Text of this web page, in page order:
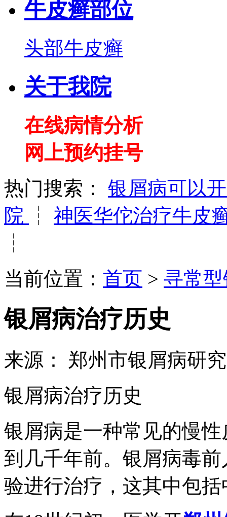
牛皮癣部位
头部牛皮癣
关于我院
在线病情分析
网上预约挂号
热门搜索：
银屑病可以
院
┆ 神医华佗治疗牛皮
┆
当前位置： 首页 > 寻常
银屑病治疗历史
来源： 郑州市银屑病研
银屑病治疗历史
银屑病是一种常见的慢
到几千年前。银屑病毒
验进行治疗，这其中包